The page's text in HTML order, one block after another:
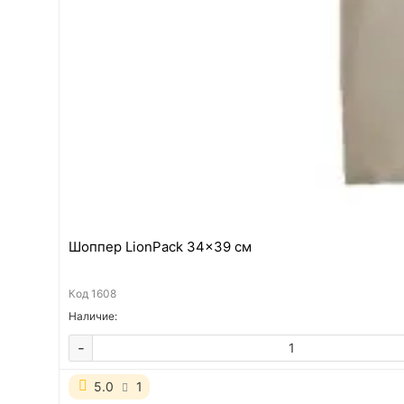
Шоппер LionPack 34x39 см
Код1608
Наличие:
-
5.0 1